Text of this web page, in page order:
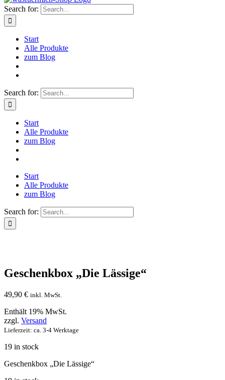
Search for:
Start
Alle Produkte
zum Blog
Search for:
Start
Alle Produkte
zum Blog
Start
Alle Produkte
zum Blog
Search for:
Geschenkbox „Die Lässige“
49,90 € inkl. MwSt.
Enthält 19% MwSt.
zzgl. Versand
Lieferzeit: ca. 3-4 Werktage
19 in stock
Geschenkbox „Die Lässige“